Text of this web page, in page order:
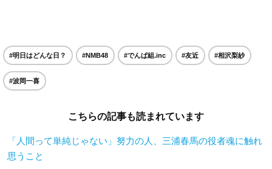
#明日はどんな日？ #NMB48 #でんぱ組.inc #友近 #相沢梨紗
#波岡一喜
こちらの記事も読まれています
「人間って単純じゃない」努力の人、三浦春馬の役者魂に触れ
思うこと